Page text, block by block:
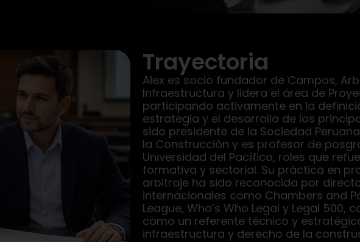
Trayectoria
Alex es socio fundador de Campos,
Infraestructura y lidera el área de
participando activamente en la
estrategia y el desarrollo de los
sido presidente de la Sociedad
la Construcción y es profesor de
Universidad del Pacífico, roles que
formativa y sectorial. Su práctica en
arbitraje ha sido reconocida por
internacionales como Chambers and
League, Who’s Who Legal y Legal 500,
como un referente técnico y
infraestructura y derecho de la